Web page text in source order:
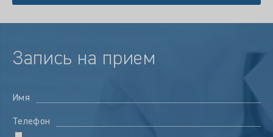
Запись на прием
Имя
Телефон